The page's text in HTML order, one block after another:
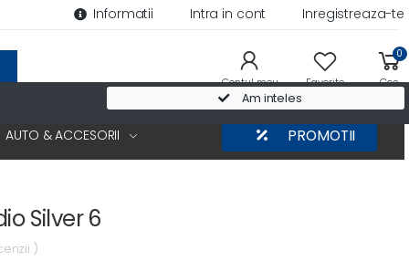
Am inteles
Informatii Intra in cont Inregistreaza-te
Contul meu Favorite
0
Cos
AUTO & ACCESORII PROMOTII
Silver 6
)